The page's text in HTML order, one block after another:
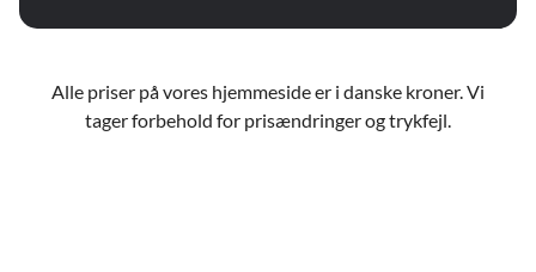
Alle priser på vores hjemmeside er i danske kroner. Vi
tager forbehold for prisændringer og trykfejl.